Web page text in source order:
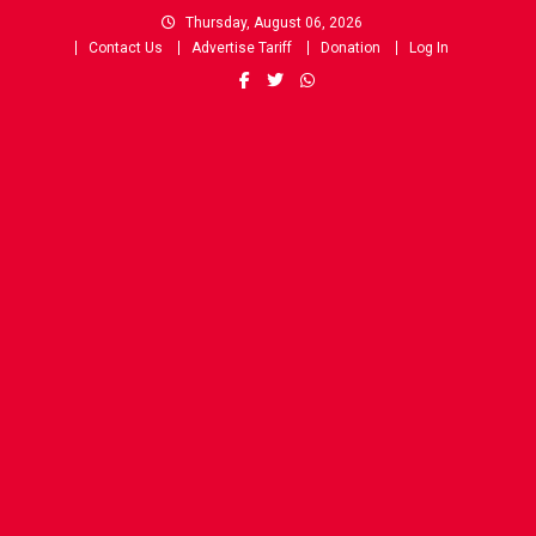
Thursday, August 06, 2026
Contact Us
Advertise Tariff Donation Log In